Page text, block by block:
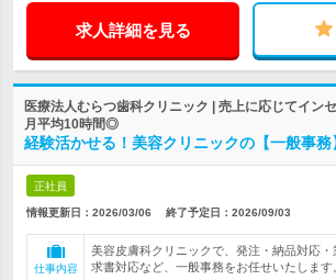
求人詳細を見る
医療法人むらつ歯科クリニック | 売上に応じてイン
月平均10時間◎
経験活かせる！美容クリニックの【一般事
正社員
情報更新日：2026/03/06 終了予定日： 2026/09/03
仕事内容
美容皮膚科クリニックで、発注・納品対応
求書対応など、一般事務をお任せいたします